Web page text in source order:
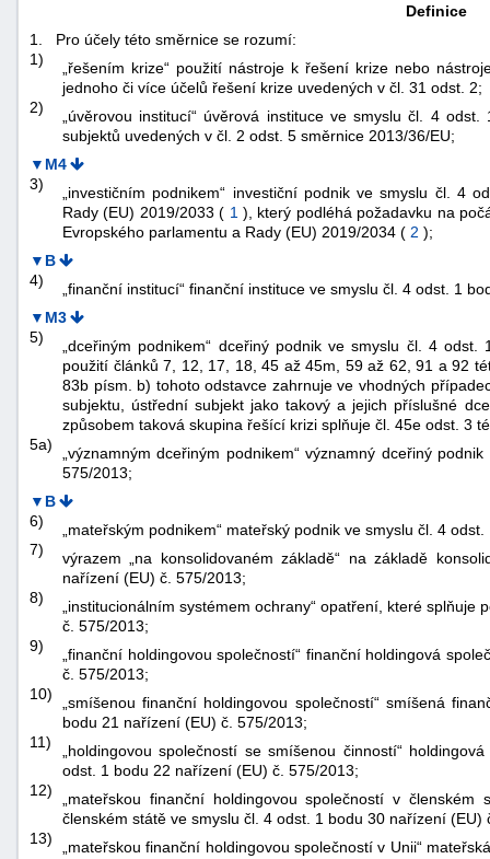
Definice
1.
Pro účely této směrnice se rozumí:
1)
„řešením krize“ použití nástroje k řešení krize nebo
jednoho či více účelů řešení krize uvedených v čl. 31 odst. 2;
2)
„úvěrovou institucí“ úvěrová instituce ve smyslu čl. 4
subjektů uvedených v čl. 2 odst. 5 směrnice 2013/36/EU;
▼M4
3)
„investičním podnikem“ investiční podnik ve smyslu čl. 4
Rady (EU) 2019/2033 ( 1 ), který podléhá požadavku na
Evropského parlamentu a Rady (EU) 2019/2034 ( 2 );
▼B
4)
„finanční institucí“ finanční instituce ve smyslu čl. 4 odst. 1
▼M3
5)
„dceřiným podnikem“ dceřiný podnik ve smyslu čl. 4
použití článků 7, 12, 17, 18, 45 až 45m, 59 až 62, 91 a 92
83b písm. b) tohoto odstavce zahrnuje ve vhodných
subjektu, ústřední subjekt jako takový a jejich příslušné
způsobem taková skupina řešící krizi splňuje čl. 45e odst. 3
5a)
„významným dceřiným podnikem“ významný dceřiný
575/2013;
▼B
6)
„mateřským podnikem“ mateřský podnik ve smyslu čl. 4
7)
výrazem „na konsolidovaném základě“ na základě
nařízení (EU) č. 575/2013;
8)
„institucionálním systémem ochrany“ opatření, které
č. 575/2013;
9)
„finanční holdingovou společností“ finanční holdingová
č. 575/2013;
10)
„smíšenou finanční holdingovou společností“ smíšená
bodu 21 nařízení (EU) č. 575/2013;
11)
„holdingovou společností se smíšenou činností“
odst. 1 bodu 22 nařízení (EU) č. 575/2013;
12)
„mateřskou finanční holdingovou společností v
členském státě ve smyslu čl. 4 odst. 1 bodu 30 nařízení (EU)
13)
„mateřskou finanční holdingovou společností v Unii“